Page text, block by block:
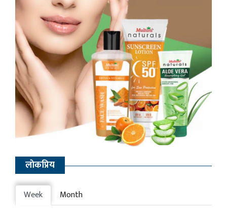
लाेकप्रिय
Week Month